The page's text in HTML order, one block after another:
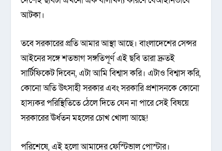
আটকা।
তবে সরকারের প্রতি আমার আস্থা আছে। বাংলাদেশের সেন্সর
আইনের সঙ্গে শতভাগ সঙ্গতিপূর্ণ এই ছবি তারা দ্রুতই
সার্টিফিকেট দিবেন, এটা আমি বিশ্বাস করি। এটাও বিশ্বাস করি,
কোনো অতি উৎসাহী সরকার এবং সরকারি প্রশাসনকে কোনো
হাস্যকর পরিস্থিতিতে ঠেলে দিতে যেন না পারে সেই বিষয়ে
সরকারের ঊর্ধতন মহলের চোখ খোলা আছে!
পরিশেষে, এই হলো আমাদের ফেস্টিভাল পোস্টার।